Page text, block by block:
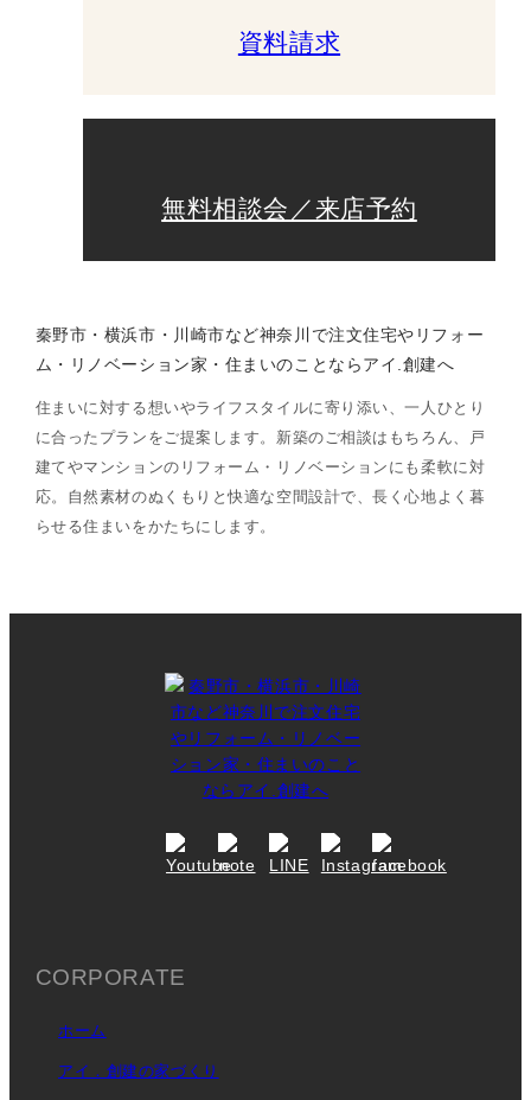
資料請求
無料相談会／来店予約
秦野市・横浜市・川崎市など神奈川で注文住宅やリフォー
ム・リノベーション家・住まいのことならアイ.創建へ
住まいに対する想いやライフスタイルに寄り添い、一人ひとり
に合ったプランをご提案します。新築のご相談はもちろん、戸
建てやマンションのリフォーム・リノベーションにも柔軟に対
応。自然素材のぬくもりと快適な空間設計で、長く心地よく暮
らせる住まいをかたちにします。
CORPORATE
ホーム
アイ．創建の家づくり